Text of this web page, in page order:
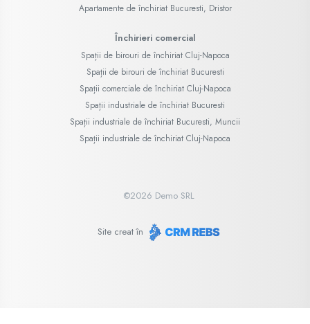
Apartamente de închiriat Bucuresti, Dristor
Închirieri comercial
Spații de birouri de închiriat Cluj-Napoca
Spații de birouri de închiriat Bucuresti
Spații comerciale de închiriat Cluj-Napoca
Spații industriale de închiriat Bucuresti
Spații industriale de închiriat Bucuresti, Muncii
Spații industriale de închiriat Cluj-Napoca
©2026 Demo SRL
Site creat în